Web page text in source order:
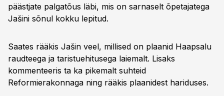
päästjate palgatõus läbi, mis on sarnaselt õpetajatega
Jašini sõnul kokku lepitud.
Saates rääkis Jašin veel, millised on plaanid Haapsalu
raudteega ja taristuehitusega laiemalt. Lisaks
kommenteeris ta ka pikemalt suhteid
Reformierakonnaga ning rääkis plaanidest hariduses.